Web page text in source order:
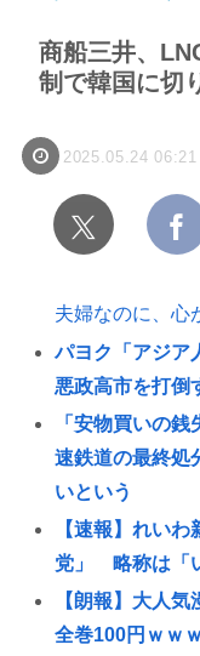
商船三井、
制で韓国に切
2025.05.24 06:21
夫婦なのに、心
パヨク「アジア
悪政高市を打倒
「安物買いの
速鉄道の最終処
いという
【速報】れい
党」 略称は「
【朗報】大人
全巻100円ｗｗ